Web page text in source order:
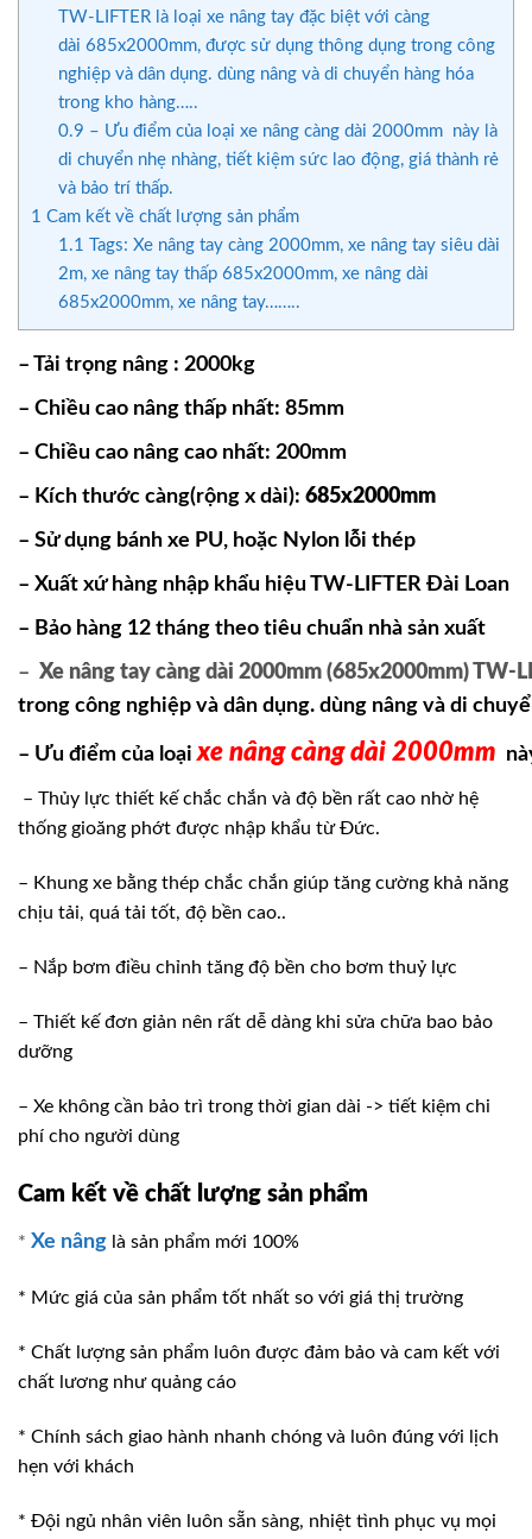
TW-LIFTER là loại xe nâng tay đặc biệt với càng
dài 685x2000mm, được sử dụng thông dụng trong công
nghiệp và dân dụng. dùng nâng và di chuyển hàng hóa
trong kho hàng…..
0.9 – Ưu điểm của loại xe nâng càng dài 2000mm này là
di chuyển nhẹ nhàng, tiết kiệm sức lao động, giá thành rẻ
và bảo trí thấp.
1 Cam kết về chất lượng sản phẩm
1.1 Tags: Xe nâng tay càng 2000mm, xe nâng tay siêu dài
2m, xe nâng tay thấp 685x2000mm, xe nâng dài
685x2000mm, xe nâng tay……..
– Tải trọng nâng : 2000kg
– Chiều cao nâng thấp nhất: 85mm
– Chiều cao nâng cao nhất: 200mm
– Kích thước càng(rộng x dài): 685x2000mm
– Sử dụng bánh xe PU, hoặc Nylon lỗi thép
– Xuất xứ hàng nhập khẩu hiệu TW-LIFTER Đài Loan
– Bảo hàng 12 tháng theo tiêu chuẩn nhà sản xuất
– Xe nâng tay càng dài 2000mm (685x2000mm) TW-
trong công nghiệp và dân dụng. dùng nâng và di
– Ưu điểm của loạixe nâng càng dài 2000mm
– Thủy lực thiết kế chắc chắn và độ bền rất cao nhờ hệ
thống gioăng phớt được nhập khẩu từ Đức.
– Khung xe bằng thép chắc chắn giúp tăng cường khả năng
chịu tải, quá tải tốt, độ bền cao..
– Nắp bơm điều chỉnh tăng độ bền cho bơm thuỷ lực
– Thiết kế đơn giản nên rất dễ dàng khi sửa chữa bao bảo
dưỡng
– Xe không cần bảo trì trong thời gian dài -> tiết kiệm chi
phí cho người dùng
Cam kết về chất lượng sản phẩm
* Xe nâng là sản phẩm mới 100%
* Mức giá của sản phẩm tốt nhất so với giá thị trường
* Chất lượng sản phẩm luôn được đảm bảo và cam kết với
chất lương như quảng cáo
* Chính sách giao hành nhanh chóng và luôn đúng với lịch
hẹn với khách
* Đội ngủ nhân viên luôn sẵn sàng, nhiệt tình phục vụ mọi